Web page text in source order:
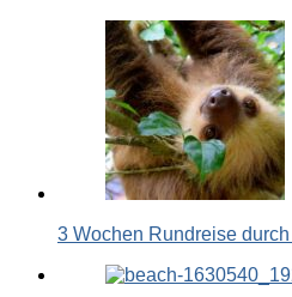
3 Wochen Rundreise